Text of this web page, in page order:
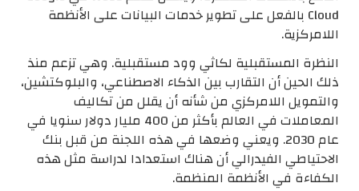
Cloud بالفعل على تطوير خدمات البيانات على الأنظمة
اللامركزية.
النظرة المستقبلية لكاثي وود مستقبلية. وهي تزعم منذ
ذلك الحين أن التقارب بين الذكاء الاصطناعي، والبلوكتشين،
والتمويل اللامركزي من شأنه أن يقلل من تكاليف
المعاملات في العالم بأكثر من 400 مليار دولار سنويا في
عام 2030. ويعني وضعها في هذه اللجنة من قبل بنك
الاحتياطي الفيدرالي أن هناك استعدادا لدراسة مثل هذه
الكفاءة في الأنظمة المنظمة.